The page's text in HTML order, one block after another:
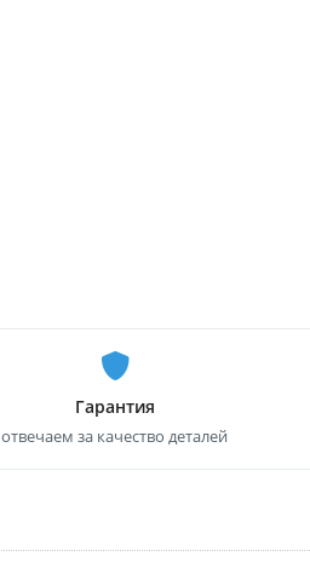
Гарантия
отвечаем за качество деталей